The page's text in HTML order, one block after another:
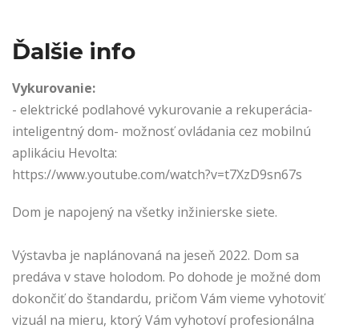
Ďalšie info
Vykurovanie:
- elektrické podlahové vykurovanie a rekuperácia-
inteligentný dom- možnosť ovládania cez mobilnú
aplikáciu Hevolta:
https://www.youtube.com/watch?v=t7XzD9sn67s
Dom je napojený na všetky inžinierske siete.
Výstavba je naplánovaná na jeseň 2022. Dom sa
predáva v stave holodom. Po dohode je možné dom
dokončiť do štandardu, pričom Vám vieme vyhotoviť
vizuál na mieru, ktorý Vám vyhotoví profesionálna